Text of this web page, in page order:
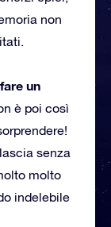
non
fare un
è poi così
senza
molto
indelebile